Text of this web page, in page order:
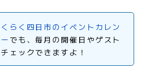
らく四日市のイベントカレン
でも、毎月の開催日やゲスト
ェックできますよ！